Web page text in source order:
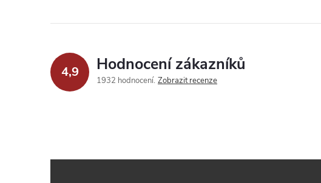
4,9 Hodnocení zákazníků
1932 hodnocení Zobrazit recenze